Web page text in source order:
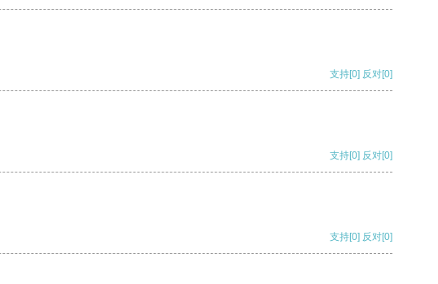
支持[0] 反对[0]
支持[0] 反对[0]
支持[0] 反对[0]